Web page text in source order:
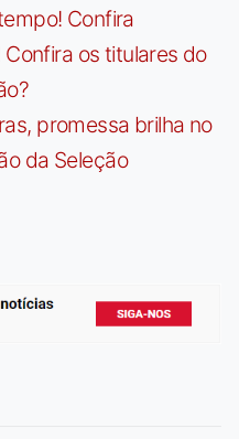
Confira
Confira os titulares do
promessa brilha no
da Seleção